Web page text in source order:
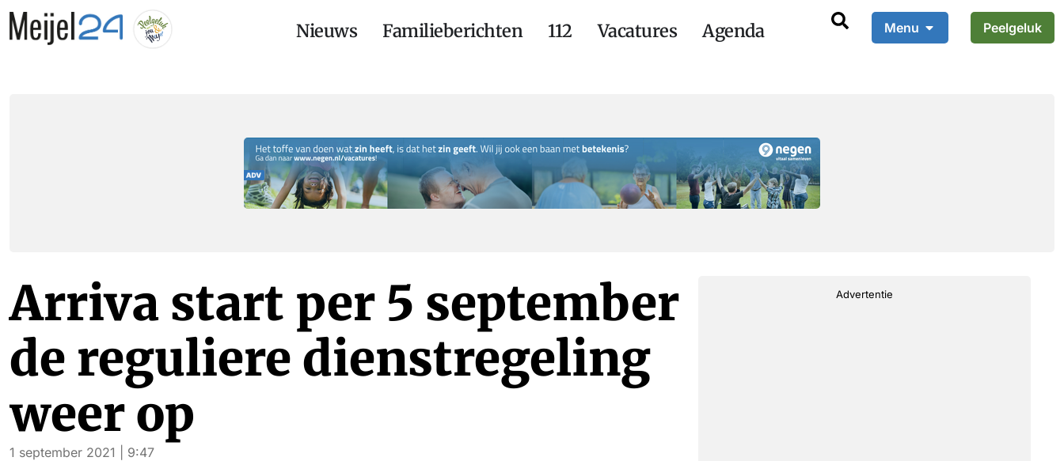
Nieuws Familieberichten 112 Vacatures Agenda Menu Peelgeluk
Arriva start per 5 september
de reguliere dienstregeling
weer op
1 september 2021 | 9:47
Advertentie